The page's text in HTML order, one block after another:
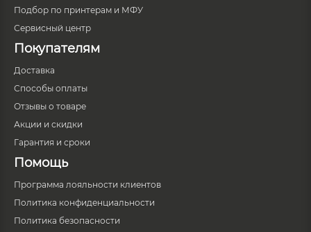
Подбор по принтерам и МФУ
Сервисный центр
Покупателям
Доставка
Способы оплаты
Отзывы о товаре
Акции и скидки
Гарантия и сроки
Помощь
Программа лояльности клиентов
Политика конфиденциальности
Политика безопасности